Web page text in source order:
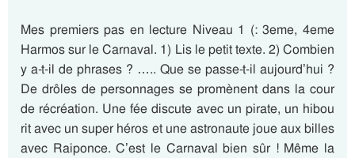
Mes premiers pas en lecture Niveau 1 (: 3eme, 4eme
Harmos sur le Carnaval. 1) Lis le petit texte. 2) Combien
y a-t-il de phrases ? ….. Que se passe-t-il aujourd’hui ?
De drôles de personnages se promènent dans la cour
de récréation. Une fée discute avec un pirate, un hibou
rit avec un super héros et une astronaute joue aux billes
avec Raiponce. C’est le Carnaval bien sûr ! Même la